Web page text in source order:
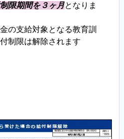
限期間を３ヶ月となりま
の支給対象となる教育訓
制限は解除されます